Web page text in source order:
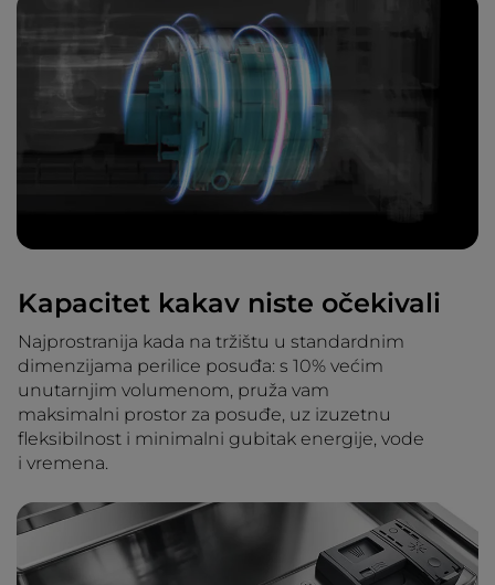
Kapacitet kakav niste očekivali
Najprostranija kada na tržištu u standardnim
dimenzijama perilice posuđa: s 10% većim
unutarnjim volumenom, pruža vam
maksimalni prostor za posuđe, uz izuzetnu
fleksibilnost i minimalni gubitak energije, vode
i vremena.